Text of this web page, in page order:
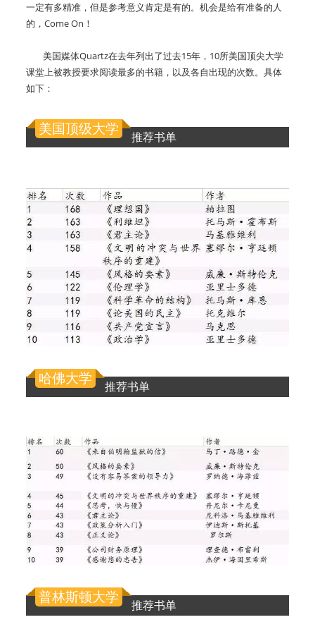
一定有多精准，但是参考意义肯定是有的。机会是给有准备的人
的，Come On！
美国媒体Quartz在去年列出了过去15年，10所美国顶尖大学
课堂上被教授要求阅读最多的书籍，以及各自出现的次数。具体
如下：
美国顶级大学
推荐书单
哈佛大学
推荐书单
普林斯顿大学
推荐书单